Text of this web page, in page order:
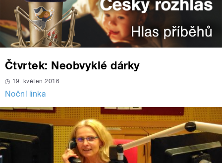
Čtvrtek: Neobvyklé dárky
19. květen 2016
Noční linka